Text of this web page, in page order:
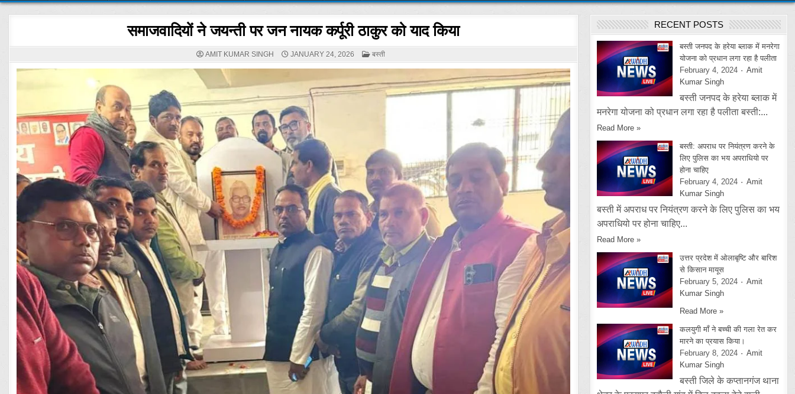
समाजवादियों ने जयन्ती पर जन नायक कर्पूरी ठाकुर को याद किया
AMIT KUMAR SINGH JANUARY 24, 2026
POSTED
IN
बस्ती
RECENT POSTS
बस्ती जनपद के हरेया ब्लाक में मनरेगा
योजना को प्रधान लगा रहा है पलीता
February 4, 2024
Amit
Kumar Singh
बस्ती जनपद के हरेया ब्लाक में
मनरेगा योजना को प्रधान लगा रहा है पलीता बस्ती:...
Read More »
बस्ती: अपराध पर नियंत्रण करने के
लिए पुलिस का भय अपराधियो पर
होना चाहिए
February 4, 2024
Amit
Kumar Singh
बस्ती में अपराध पर नियंत्रण करने के लिए पुलिस का भय
अपराधियो पर होना चाहिए...
Read More »
उत्तर प्रदेश में ओलाबृष्टि और बारिश
से किसान मायूस
February 5, 2024
Amit
Kumar Singh
Read More »
कलयुगी माँ ने बच्ची की गला रेत कर
मारने का प्रयास किया।
February 8, 2024
Amit
Kumar Singh
बस्ती जिले के कप्तानगंज थाना